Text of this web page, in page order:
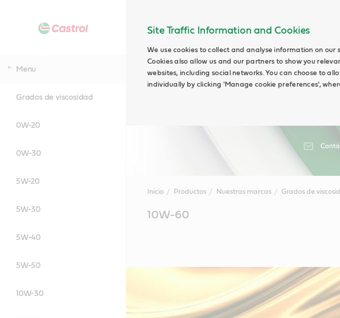
Site Traffic Information and Cookies
We use cookies to collect and analyse information on
Cookies also allow us and our partners to show you
websites, including social networks. You can choose to
individually by clicking 'Manage cookie preferences',
Menu
Grados de viscosidad
0W-20
0W-30
5W-20
5W-30
5W-40
5W-50
10W-30
Inicio Productos Nuestras marcas Grados de
Content10W-60